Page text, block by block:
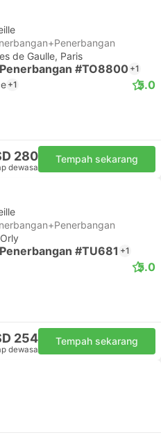
de Gaulle, Paris
#TO8800 +1
+1 5.0
280
dewasa
Tempah sekarang
#TU681 +1
5.0
254
dewasa
Tempah sekarang